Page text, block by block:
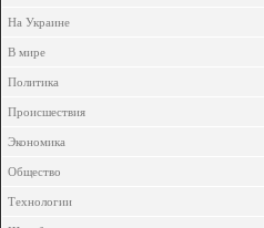
На Украине
В мире
Политика
Происшествия
Экономика
Общество
Технологии